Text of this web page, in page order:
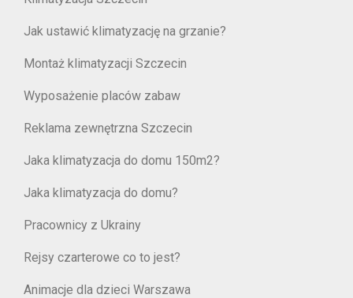
Jak ustawić klimatyzację na grzanie?
Montaż klimatyzacji Szczecin
Wyposażenie placów zabaw
Reklama zewnętrzna Szczecin
Jaka klimatyzacja do domu 150m2?
Jaka klimatyzacja do domu?
Pracownicy z Ukrainy
Rejsy czarterowe co to jest?
Animacje dla dzieci Warszawa